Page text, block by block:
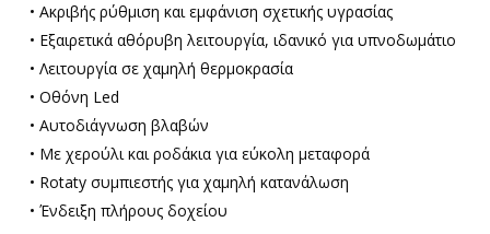
• Ακριβής ρύθμιση και εμφάνιση σχετικής υγρασίας
• Εξαιρετικά αθόρυβη λειτουργία, ιδανικό για υπνοδωμάτιο
• Λειτουργία σε χαμηλή θερμοκρασία
• Οθόνη Led
• Αυτοδιάγνωση βλαβών
• Με χερούλι και ροδάκια για εύκολη μεταφορά
• Rotaty συμπιεστής για χαμηλή κατανάλωση
• Ένδειξη πλήρους δοχείου